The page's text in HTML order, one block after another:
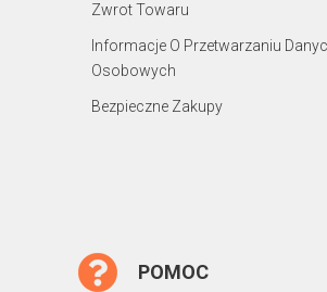
Zwrot Towaru
Informacje O Przetwarzaniu
Osobowych
Bezpieczne Zakupy
POMOC